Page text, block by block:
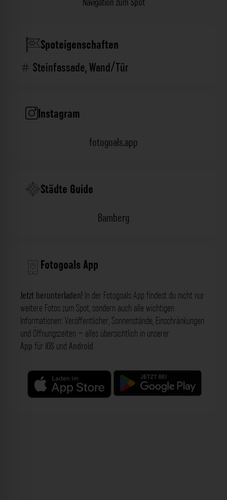
Spoteigenschaften
Steinfassade,Wand/Tür
Instagram
fotogoals.app
Städte Guide
Bamberg
Fotogoals App
Jetzt herunterladen! In der Fotogoals App findest du nicht nur
weitere Fotos zum Spot, sondern auch alle wichtigen
Informationen: Veröffentlicher, Sonnenstände, Einschränkungen
und Öffnungszeiten – alles übersichtlich in unserer
App für iOS und Android.